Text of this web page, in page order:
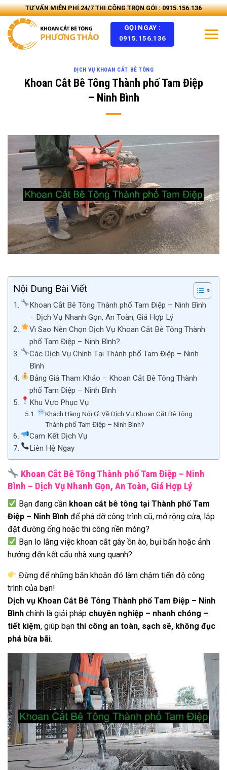
Skip
to
content
TƯ VẤN MIỄN PHÍ 24/7 THI CÔNG TRỌN GÓI : 0915.156.136
GỌI NGAY :
0915.156.136
DỊCH VỤ KHOAN CẮT BÊ TÔNG
Khoan Cắt Bê Tông Thành phố Tam Điệp
– Ninh Bình
Nội Dung Bài Viết
Khoan Cắt Bê Tông Thành phố Tam Điệp – Ninh Bình
– Dịch Vụ Nhanh Gọn, An Toàn, Giá Hợp Lý
Vì Sao Nên Chọn Dịch Vụ Khoan Cắt Bê Tông Thành
phố Tam Điệp – Ninh Bình?
Các Dịch Vụ Chính Tại Thành phố Tam Điệp – Ninh
Bình
Bảng Giá Tham Khảo – Khoan Cắt Bê Tông Thành
phố Tam Điệp – Ninh Bình
Khu Vực Phục Vụ
Khách Hàng Nói Gì Về Dịch Vụ Khoan Cắt Bê Tông
Thành phố Tam Điệp – Ninh Bình?
Cam Kết Dịch Vụ
Liên Hệ Ngay
Khoan Cắt Bê Tông Thành phố Tam Điệp – Ninh
Bình – Dịch Vụ Nhanh Gọn, An Toàn, Giá Hợp Lý
Bạn đang cần khoan cắt bê tông tại Thành phố Tam
Điệp – Ninh Bình để phá dỡ công trình cũ, mở rộng cửa, lắp
đặt đường ống hoặc thi công nền móng?
Bạn lo lắng việc khoan cắt gây ồn ào, bụi bẩn hoặc ảnh
hưởng đến kết cấu nhà xung quanh?
Đừng để những băn khoăn đó làm chậm tiến độ công
trình của bạn!
Dịch vụ Khoan Cắt Bê Tông Thành phố Tam Điệp – Ninh
Bình chính là giải pháp chuyên nghiệp – nhanh chóng –
tiết kiệm, giúp bạn thi công an toàn, sạch sẽ, không đục
phá bừa bãi.